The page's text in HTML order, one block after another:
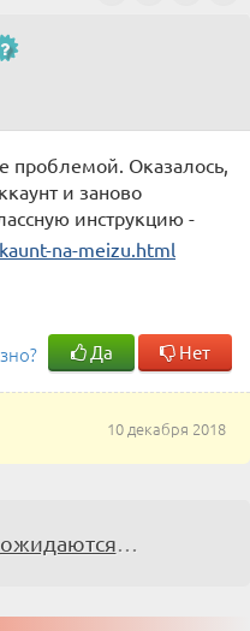
проблемой. Оказалось,
и заново
инструкцию -
na-meizu.html
Да Нет
10 декабря 2018
ожидаются